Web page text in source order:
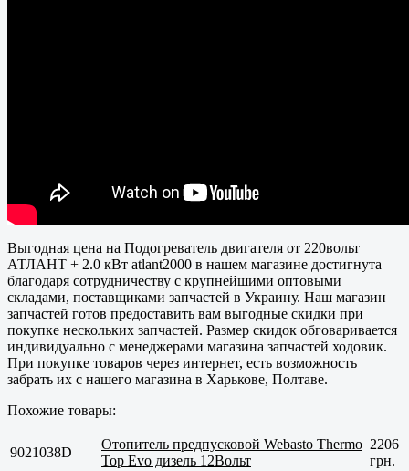
Выгодная цена на Подогреватель двигателя от 220вольт
АТЛАНТ + 2.0 кВт atlant2000 в нашем магазине достигнута
благодаря сотрудничеству с крупнейшими оптовыми
складами, поставщиками запчастей в Украину. Наш магазин
запчастей готов предоставить вам выгодные скидки при
покупке нескольких запчастей. Размер скидок обговаривается
индивидуально с менеджерами магазина запчастей ходовик.
При покупке товаров через интернет, есть возможность
забрать их с нашего магазина в Харькове, Полтаве.
Похожие товары:
9021038D
Отопитель предпусковой Webasto Thermo
Top Evo дизель 12Вольт
2206
грн.